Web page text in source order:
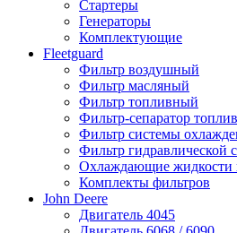
Стартеры
Генераторы
Комплектующие
Fleetguard
Фильтр воздушный
Фильтр масляный
Фильтр топливный
Фильтр-сепаратор
Фильтр системы
Фильтр гидравлической
Охлаждающие жидкости
Комплекты фильтров
John Deere
Двигатель 4045